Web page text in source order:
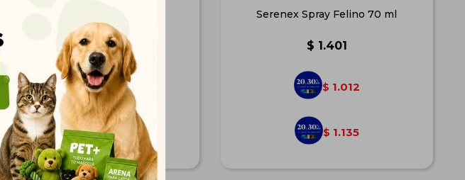
$ 1.798
$ 1.299
$ 1.456
Serenex Spray Felino 70 ml
$ 1.401
$ 1.012
$ 1.135